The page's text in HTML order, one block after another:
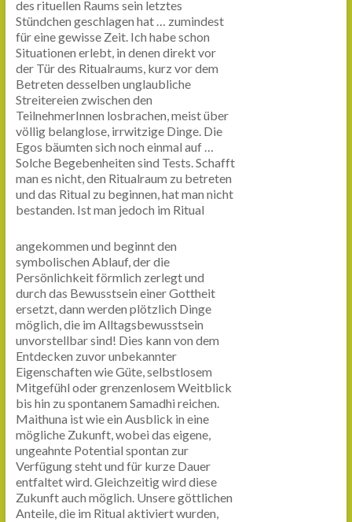
des rituellen Raums sein letztes
Stündchen geschlagen hat … zumindest
für eine gewisse Zeit. Ich habe schon
Situationen erlebt, in denen direkt vor
der Tür des Ritualraums, kurz vor dem
Betreten desselben unglaubliche
Streitereien zwischen den
TeilnehmerInnen losbrachen, meist über
völlig belanglose, irrwitzige Dinge. Die
Egos bäumten sich noch einmal auf …
Solche Begebenheiten sind Tests. Schafft
man es nicht, den Ritualraum zu betreten
und das Ritual zu beginnen, hat man nicht
bestanden. Ist man jedoch im Ritual
angekommen und beginnt den
symbolischen Ablauf, der die
Persönlichkeit förmlich zerlegt und
durch das Bewusstsein einer Gottheit
ersetzt, dann werden plötzlich Dinge
möglich, die im Alltagsbewusstsein
unvorstellbar sind! Dies kann von dem
Entdecken zuvor unbekannter
Eigenschaften wie Güte, selbstlosem
Mitgefühl oder grenzenlosem Weitblick
bis hin zu spontanem Samadhi reichen.
Maithuna ist wie ein Ausblick in eine
mögliche Zukunft, wobei das eigene,
ungeahnte Potential spontan zur
Verfügung steht und für kurze Dauer
entfaltet wird. Gleichzeitig wird diese
Zukunft auch möglich. Unsere göttlichen
Anteile, die im Ritual aktiviert wurden,